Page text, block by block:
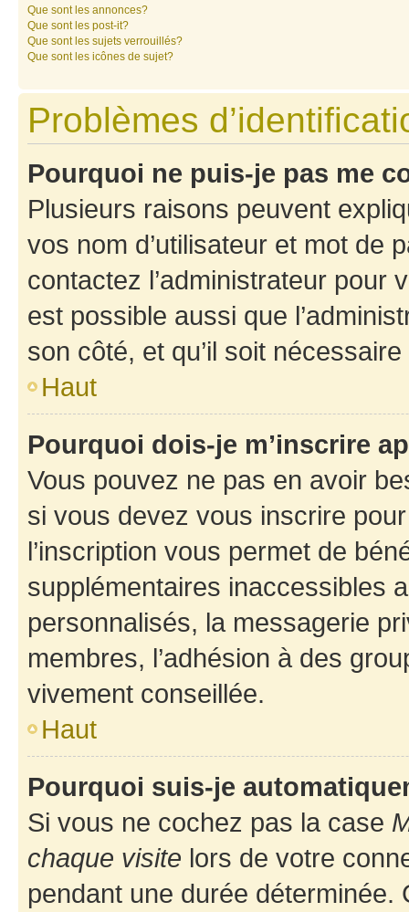
Que sont les annonces?
Que sont les post-it?
Que sont les sujets verrouillés?
Que sont les icônes de sujet?
Problèmes
Pourquoi ne puis-je pas me
Plusieurs raisons peuvent
vos nom d’utilisateur et mot de
contactez l’administrateur pour
est possible aussi que
son côté, et qu’il soit
Haut
Pourquoi dois-je m’inscrire
Vous pouvez ne pas en avoir
si vous devez vous inscrire
l’inscription vous permet de
supplémentaires inaccessibles
personnalisés, la messagerie
membres, l’adhésion à des
vivement conseillée.
Haut
Pourquoi suis-je
Si vous ne cochez pas la case
chaque visite lors de votre
pendant une durée déterminée.